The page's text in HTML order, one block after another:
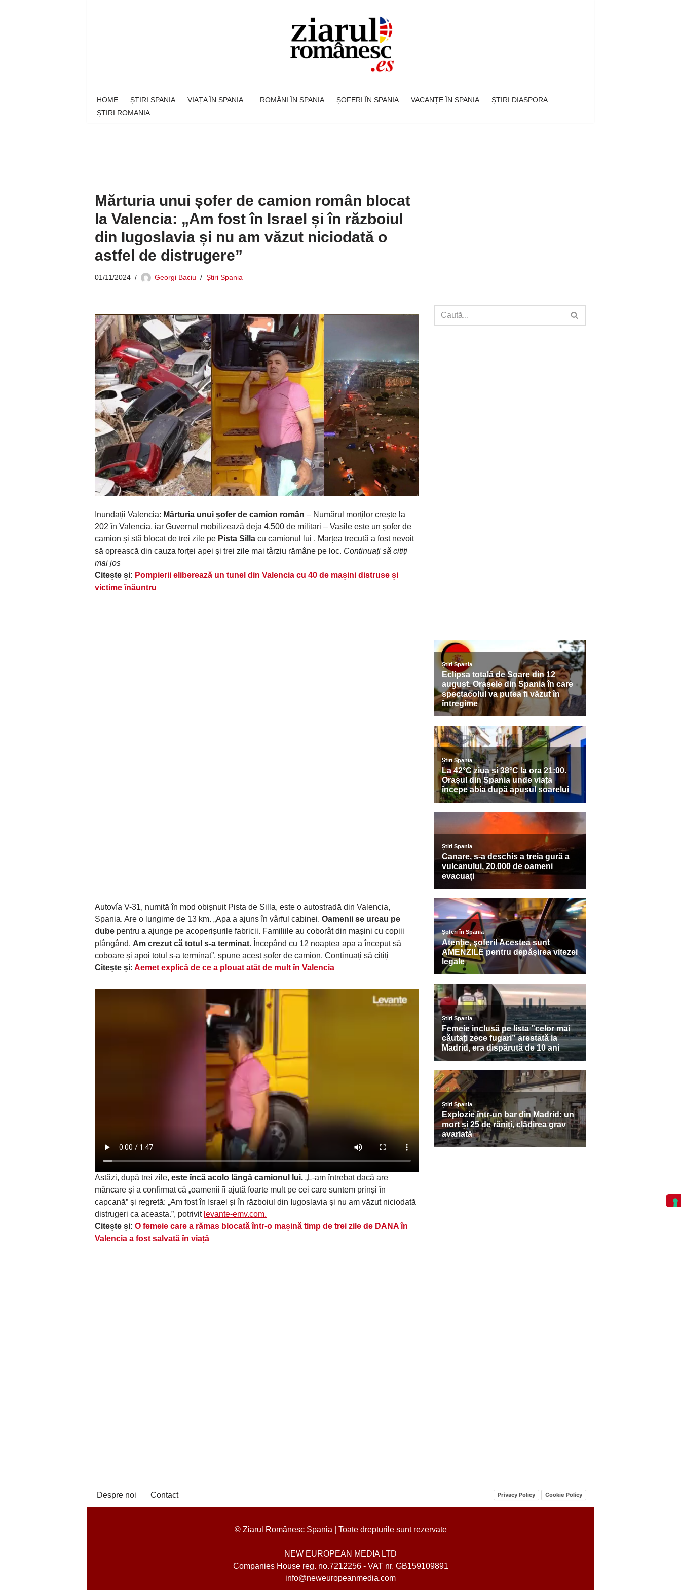
HOME ȘTIRI SPANIA VIAȚA ÎN SPANIA ROMÂNI ÎN SPANIA ȘOFERI ÎN SPANIA VACANȚE ÎN SPANIA
ȘTIRI DIASPORA
ȘTIRI ROMANIA
Mărturia unui șofer de camion român blocat
la Valencia: „Am fost în Israel și în războiul
din Iugoslavia și nu am văzut niciodată o
astfel de distrugere”
01/11/2024 Georgi Baciu Știri Spania
Inundații Valencia: Mărturia unui șofer de camion român – Numărul morților crește la
202 în Valencia, iar Guvernul mobilizează deja 4.500 de militari – Vasile este un șofer de
camion și stă blocat de trei zile pe Pista Silla cu camionul lui . Marțea trecută a fost nevoit
să oprească din cauza forței apei și trei zile mai târziu rămâne pe loc. Continuați să citiți
mai jos
Citește și: Pompierii eliberează un tunel din Valencia cu 40 de mașini distruse și
victime înăuntru
Autovía V-31, numită în mod obișnuit Pista de Silla, este o autostradă din Valencia,
Spania. Are o lungime de 13 km. „Apa a ajuns în vârful cabinei. Oamenii se urcau pe
dube pentru a ajunge pe acoperișurile fabricii. Familiile au coborât din mașini cu copiii
plângând. Am crezut că totul s-a terminat. Începând cu 12 noaptea apa a început să
coboare și apoi totul s-a terminat”, spune acest șofer de camion. Continuați să citiți
Citește și: Aemet explică de ce a plouat atât de mult în Valencia
Astăzi, după trei zile, este încă acolo lângă camionul lui. „L-am întrebat dacă are
mâncare și a confirmat că „oamenii îi ajută foarte mult pe cei care suntem prinși în
capcană” și regretă: „Am fost în Israel și în războiul din Iugoslavia și nu am văzut niciodată
distrugeri ca aceasta.”, potrivit levante-emv.com.
Citește și: O femeie care a rămas blocată într-o mașină timp de trei zile de DANA în
Valencia a fost salvată în viață
Despre noi Contact Privacy Policy Cookie Policy
© Ziarul Românesc Spania | Toate drepturile sunt rezervate
NEW EUROPEAN MEDIA LTD
Companies House reg. no.7212256 - VAT nr. GB159109891
info@neweuropeanmedia.com